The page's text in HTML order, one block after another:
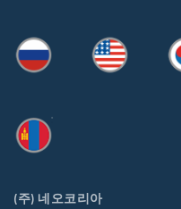
(주) 네오코리아